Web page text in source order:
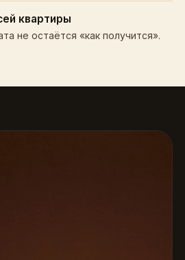
квартиры
не остаётся «как получится».